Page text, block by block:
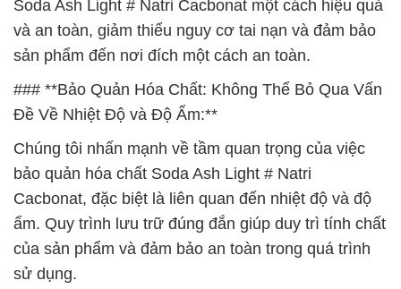
Soda Ash Light # Natri Cacbonat một cách hiệu quả
và an toàn, giảm thiểu nguy cơ tai nạn và đảm bảo
sản phẩm đến nơi đích một cách an toàn.
### **Bảo Quản Hóa Chất: Không Thể Bỏ Qua Vấn
Đề Về Nhiệt Độ và Độ Ẩm:**
Chúng tôi nhấn mạnh về tầm quan trọng của việc
bảo quản hóa chất Soda Ash Light # Natri
Cacbonat, đặc biệt là liên quan đến nhiệt độ và độ
ẩm. Quy trình lưu trữ đúng đắn giúp duy trì tính chất
của sản phẩm và đảm bảo an toàn trong quá trình
sử dụng.